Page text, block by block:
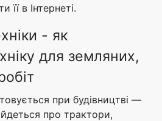
її в Інтернеті.
- як
для земляних,
при будівництві —
про трактори,